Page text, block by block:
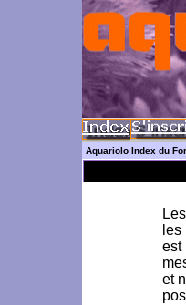
Aquariolo Index du
est
et